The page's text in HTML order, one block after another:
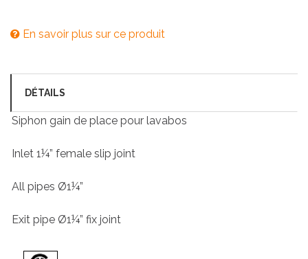
En savoir plus sur ce produit
DÉTAILS
Siphon gain de place pour lavabos
Inlet 1¼” female slip joint
All pipes Ø1¼”
Exit pipe Ø1¼” fix joint